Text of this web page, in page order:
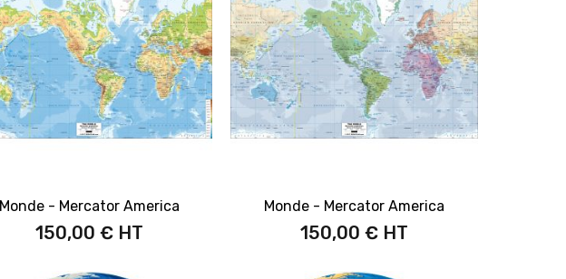
Monde - Mercator America
150,00 €
Monde - Mercator America
150,00 €